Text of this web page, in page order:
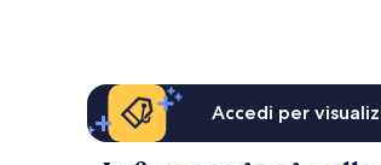
Accedi per